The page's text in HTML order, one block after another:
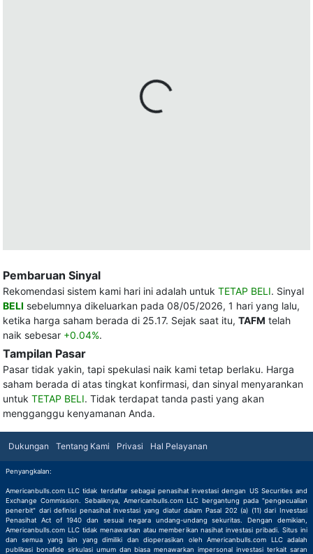
Pembaruan Sinyal
Rekomendasi sistem kami hari ini adalah untuk TETAP BELI. Sinyal
BELI sebelumnya dikeluarkan pada 08/05/2026, 1 hari yang lalu,
ketika harga saham berada di 25.17. Sejak saat itu, TAFM telah
naik sebesar +0.04%.
Tampilan Pasar
Pasar tidak yakin, tapi spekulasi naik kami tetap berlaku. Harga
saham berada di atas tingkat konfirmasi, dan sinyal menyarankan
untuk TETAP BELI. Tidak terdapat tanda pasti yang akan
mengganggu kenyamanan Anda.
Dukungan Tentang Kami Privasi Hal Pelayanan
Penyangkalan:
Americanbulls.com LLC tidak terdaftar sebagai penasihat investasi dengan US Securities and
Exchange Commission. Sebaliknya, Americanbulls.com LLC bergantung pada "pengecualian
penerbit" dari definisi penasihat investasi yang diatur dalam Pasal 202 (a) (11) dari Investasi
Penasihat Act of 1940 dan sesuai negara undang-undang sekuritas. Dengan demikian,
Americanbulls.com LLC tidak menawarkan atau memberikan nasihat investasi pribadi. Situs ini
dan semua yang lain yang dimiliki dan dioperasikan oleh Americanbulls.com LLC adalah
publikasi bonafide sirkulasi umum dan biasa menawarkan impersonal investasi terkait saran